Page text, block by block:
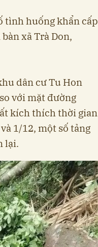
tình huống khẩn cấp
xã Trà Don,
dân cư Tu Hon
với mặt đường
kích thích thời gian
1/12, một số tảng
lại.